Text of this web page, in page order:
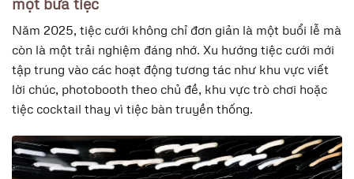
Năm 2025, tiệc cưới không chỉ đơn giản là một buổi lễ mà
còn là một trải nghiệm đáng nhớ. Xu hướng tiệc cưới mới
tập trung vào các hoạt động tương tác như khu vực viết
lời chúc, photobooth theo chủ đề, khu vực trò chơi hoặc
tiệc cocktail thay vì tiệc bàn truyền thống.